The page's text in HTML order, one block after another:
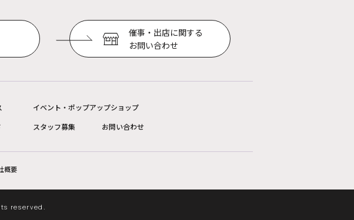
催事・出店に関する
お問い合わせ
イベント・ポップアップショップ
スタッフ募集 お問い合わせ
概要
reserved.